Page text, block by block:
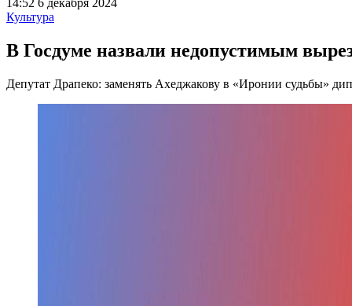
14:52 6 декабря 2024
Культура
В Госдуме назвали недопустимым
Депутат Драпеко: заменять Ахеджакову в «Иронии судьбы»